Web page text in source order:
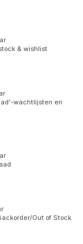
& wishlist
wachtlijsten en
Out of Stock